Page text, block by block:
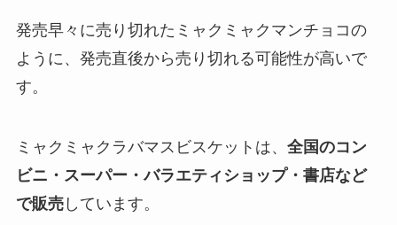
発売早々に売り切れたミャクミャクマンチョコの
ように、発売直後から売り切れる可能性が高いで
す。
ミャクミャクラバマスビスケットは、 全国のコン
ビニ・スーパー・バラエティショップ・書店など
で販売しています。